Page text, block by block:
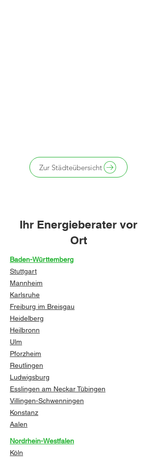
Zur Städteübersicht
Ihr Energieberater vor
Ort
Baden-Württemberg
Stuttgart
Mannheim
Karlsruhe
Freiburg im Breisgau
Heidelberg
Heilbronn
Ulm
Pforzheim
Reutlingen
Ludwigsburg
Esslingen am NeckarTübingen
Villingen-Schwenningen
Konstanz
Aalen
Nordrhein-Westfalen
Köln